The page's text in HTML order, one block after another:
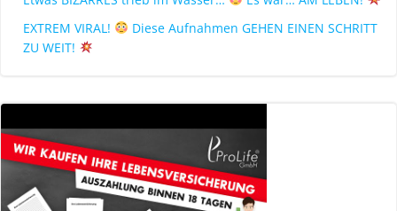
EXTREM VIRAL!
Diese Aufnahmen GEHEN EINEN SCHRITT
ZU WEIT!